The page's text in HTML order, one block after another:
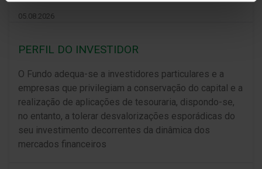
05.08.2026
PERFIL DO INVESTIDOR
O Fundo adequa-se a investidores particulares e a
empresas que privilegiam a conservação do capital e a
realização de aplicações de tesouraria, dispondo-se,
no entanto, a tolerar desvalorizações esporádicas do
seu investimento decorrentes da dinâmica dos
mercados financeiros